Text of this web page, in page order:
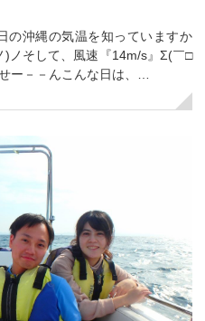
の沖縄の気温を知っていますか
)ノそして、風速『14m/s』Σ(￣□
ー－－んこんな日は、…